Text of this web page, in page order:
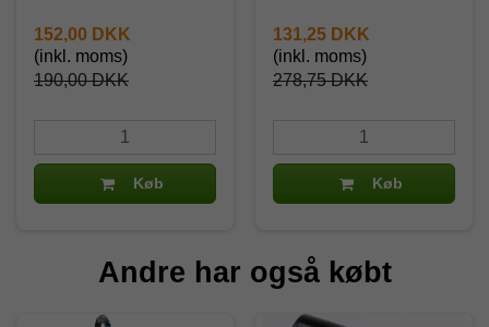
190,00 DKK
152,00 DKK
(inkl. moms)
Køb
278,75 DKK
131,25 DKK
(inkl. moms)
Køb
Andre har også købt